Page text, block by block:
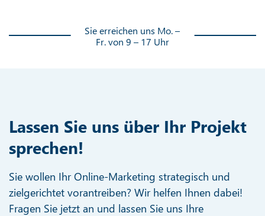
Sie erreichen uns Mo. –
Fr. von 9 – 17 Uhr
Lassen Sie uns über Ihr Projekt
sprechen!
Sie wollen Ihr Online-Marketing strategisch und
zielgerichtet vorantreiben? Wir helfen Ihnen dabei!
Fragen Sie jetzt an und lassen Sie uns Ihre